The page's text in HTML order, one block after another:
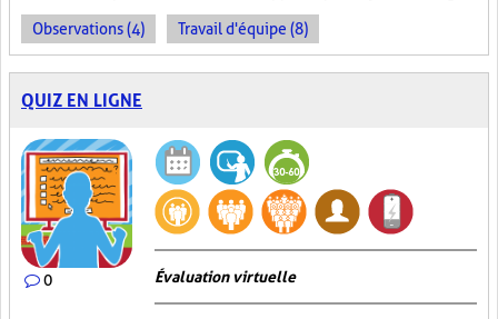
Observations (4) Travail d'équipe (8)
QUIZ EN LIGNE
0 Évaluation virtuelle